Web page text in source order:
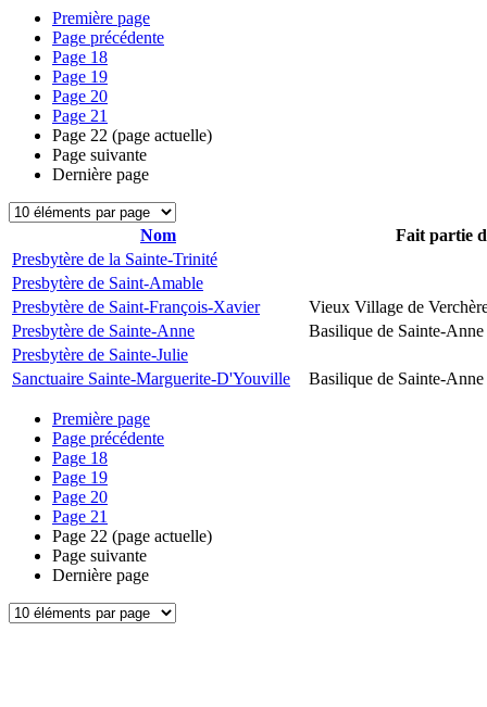
Première page
Page précédente
Page 18
Page 19
Page 20
Page 21
Page 22 (page actuelle)
Page suivante
Dernière page
Nom
Fait partie
Presbytère de la Sainte-Trinité
Presbytère de Saint-Amable
Presbytère de Saint-François-Xavier
Vieux Village de
Presbytère de Sainte-Anne
Basilique de Sainte-Anne
Presbytère de Sainte-Julie
Sanctuaire Sainte-Marguerite-D'Youville
Basilique de Sainte-Anne
Première page
Page précédente
Page 18
Page 19
Page 20
Page 21
Page 22 (page actuelle)
Page suivante
Dernière page